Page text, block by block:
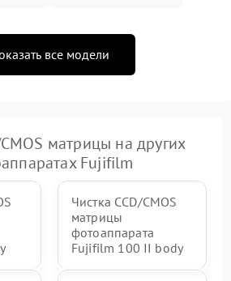
все модели
матрицы на других
Fujifilm
Чистка CCD/CMOS
матрицы
фотоаппарата
Fujifilm 100 II body